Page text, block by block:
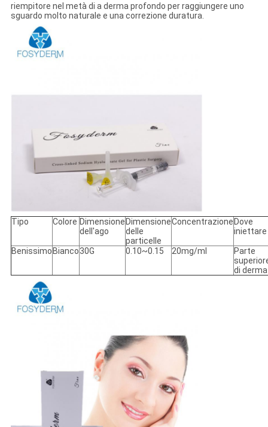
riempitore nel metà di a derma profondo per raggiungere uno
sguardo molto naturale e una correzione duratura.
Tipo Colore Dimensione
dell'ago
Dimensione
delle
particelle
Concentrazione Dove
iniettare
Benissimo Bianco30G 0.10~0.15 20mg/ml
Parte
di derma